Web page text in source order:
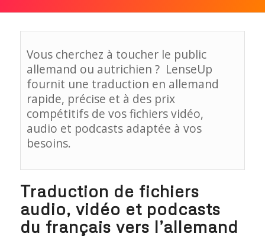
Vous cherchez à toucher le public
allemand ou autrichien ? LenseUp
fournit une traduction en allemand
rapide, précise et à des prix
compétitifs de vos fichiers vidéo,
audio et podcasts adaptée à vos
besoins.
Traduction de fichiers
audio, vidéo et podcasts
du français vers l’allemand